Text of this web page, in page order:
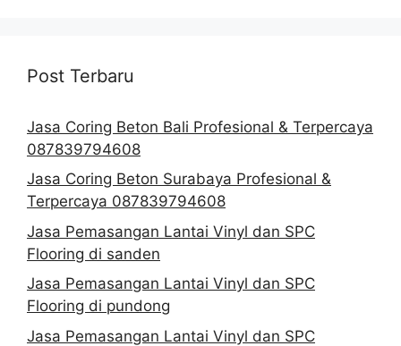
Post Terbaru
Jasa Coring Beton Bali Profesional & Terpercaya
087839794608
Jasa Coring Beton Surabaya Profesional &
Terpercaya 087839794608
Jasa Pemasangan Lantai Vinyl dan SPC
Flooring di sanden
Jasa Pemasangan Lantai Vinyl dan SPC
Flooring di pundong
Jasa Pemasangan Lantai Vinyl dan SPC